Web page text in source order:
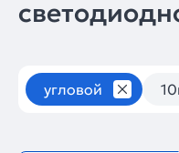
угловой
Алюминиевые